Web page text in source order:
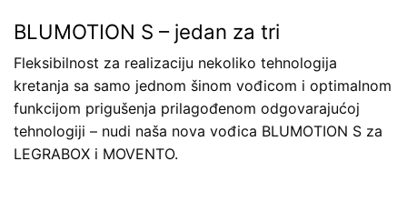
BLUMOTION S – jedan za tri
Fleksibilnost za realizaciju nekoliko tehnologija
kretanja sa samo jednom šinom vođicom i optimalnom
funkcijom prigušenja prilagođenom odgovarajućoj
tehnologiji – nudi naša nova vođica BLUMOTION S za
LEGRABOX i MOVENTO.